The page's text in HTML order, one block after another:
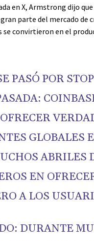
en X, Armstrong dijo
parte del mercado
convirtieron en el
PASÓ POR
GLOBALES
ABRILES
EN
A LOS
DURANTE